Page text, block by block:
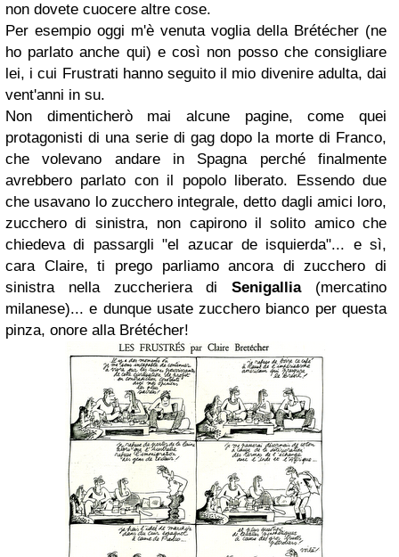
non dovete cuocere altre cose.
Per esempio oggi m'è venuta voglia della Brétécher (ne
ho parlato anche qui) e così non posso che consigliare
lei, i cui Frustrati hanno seguito il mio divenire adulta, dai
vent'anni in su.
Non dimenticherò mai alcune pagine, come quei
protagonisti di una serie di gag dopo la morte di Franco,
che volevano andare in Spagna perché finalmente
avrebbero parlato con il popolo liberato. Essendo due
che usavano lo zucchero integrale, detto dagli amici loro,
zucchero di sinistra, non capirono il solito amico che
chiedeva di passargli "el azucar de isquierda"... e sì,
cara Claire, ti prego parliamo ancora di zucchero di
sinistra nella zuccheriera diSenigallia(mercatino
milanese)... e dunque usate zucchero bianco per questa
pinza, onore alla Brétécher!